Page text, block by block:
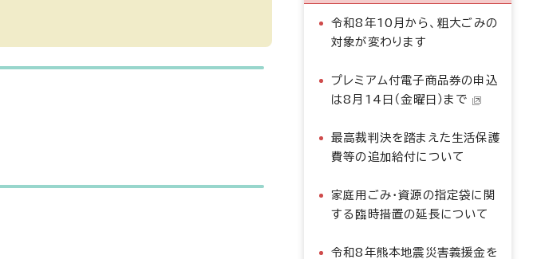
令和8年10月から、粗大ごみの
対象が変わります
プレミアム付電子商品券の申込
は8月14日（金曜日）まで
最高裁判決を踏まえた生活保護
費等の追加給付について
家庭用ごみ・資源の指定袋に関
する臨時措置の延長について
令和8年熊本地震災害義援金を